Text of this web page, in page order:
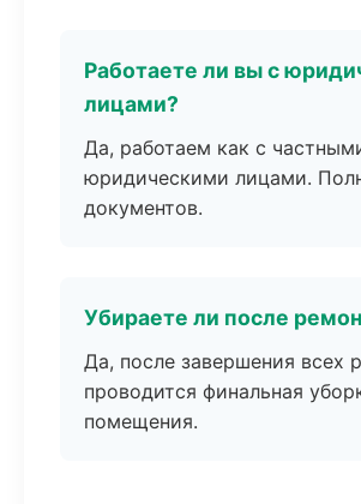
Работаете ли вы с
лицами?
Да, работаем как с
юридическими лицами.
документов.
Убираете ли после
Да, после завершения всех
проводится финальная
помещения.